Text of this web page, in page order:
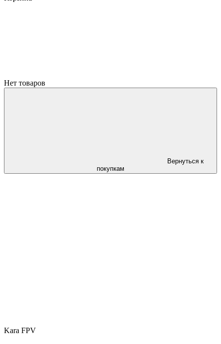
Нет товаров
Вернуться к
покупкам
Kara FPV